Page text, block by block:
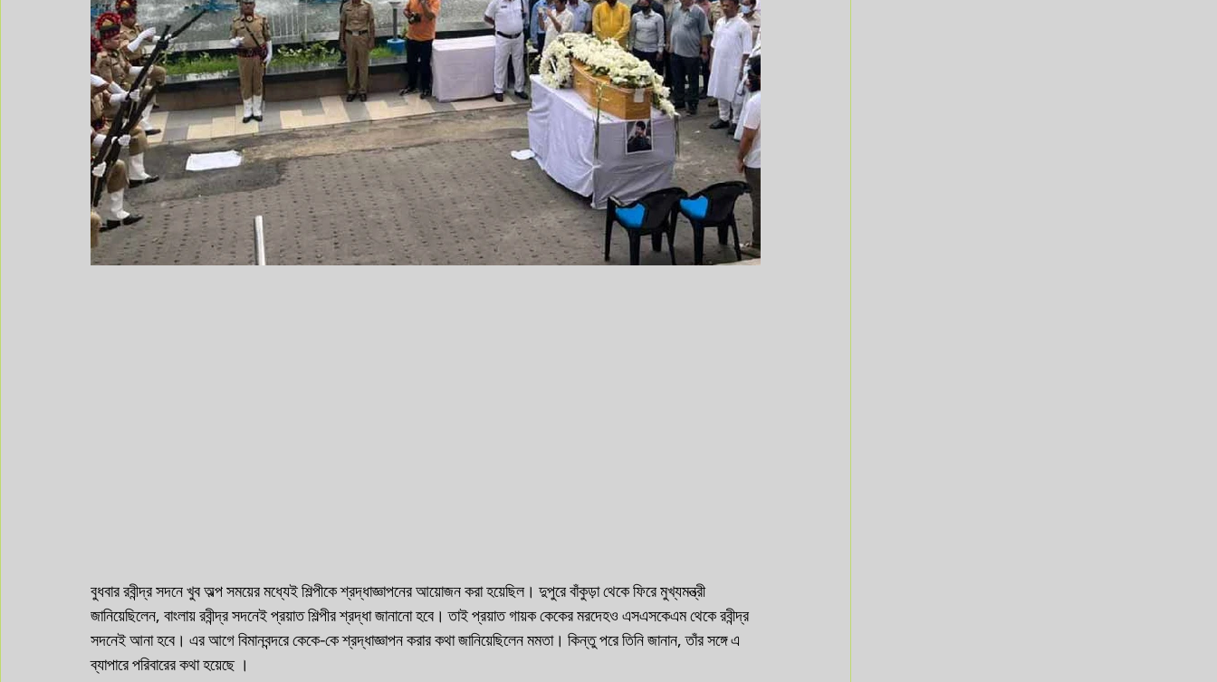
বুধবার রবীন্দ্র সদনে খুব অল্প সময়ের মধ্যেই শিল্পীকে শ্রদ্ধাজ্ঞাপনের আয়োজন করা হয়েছিল। দুপুরে বাঁকুড়া থেকে ফিরে মুখ্যমন্ত্রী
জানিয়েছিলেন, বাংলায় রবীন্দ্র সদনেই প্রয়াত শিল্পীর শ্রদ্ধা জানানো হবে। তাই প্রয়াত গায়ক কেকের মরদেহও এসএসকেএম থেকে রবীন্দ্র
সদনেই আনা হবে। এর আগে বিমানবন্দরে কেকে-কে শ্রদ্ধাজ্ঞাপন করার কথা জানিয়েছিলেন মমতা। কিন্তু পরে তিনি জানান, তাঁর সঙ্গে এ
ব্যাপারে পরিবারের কথা হয়েছে ।